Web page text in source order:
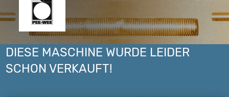
DIESE MASCHINE WURDE LEIDER
SCHON VERKAUFT!